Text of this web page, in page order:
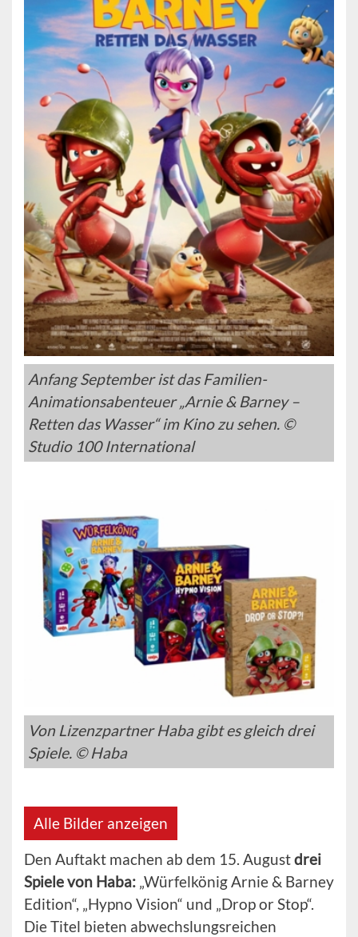
Anfang September ist das Familien-
Animationsabenteuer „Arnie & Barney –
Retten das Wasser“ im Kino zu sehen. ©
Studio 100 International
Von Lizenzpartner Haba gibt es gleich drei
Spiele. © Haba
Alle Bilder anzeigen
Den Auftakt machen ab dem 15. Augustdrei
Spiele von Haba: „Würfelkönig Arnie & Barney
Edition“, „Hypno Vision“ und „Drop or Stop“.
Die Titel bieten abwechslungsreichen